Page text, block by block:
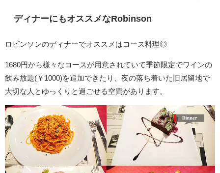
ディナーにもオススメなRobinson
ロビンソンのディナーでオススメはコース料理◎
1680円から様々なコースが用意されていて季節限定でワインの
飲み放題(￥1000)を追加できたり、夜の落ち着いた旧居留地で
大切な人とゆっくりと過ごせる空間があります。